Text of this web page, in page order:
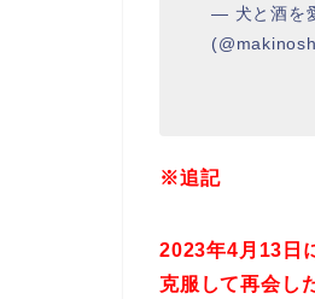
— 犬と酒を
※追記
2023年4月13日
克服して再会し